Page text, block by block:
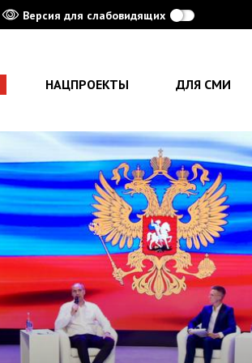
Версия для слабовидящих
НАЦПРОЕКТЫ ДЛЯ СМИ